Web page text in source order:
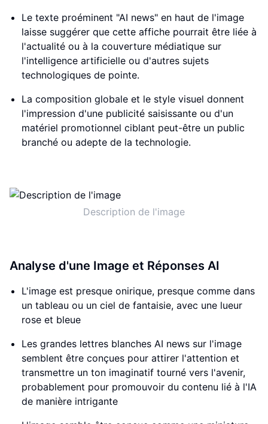
Le texte proéminent "AI news" en haut de l'image
laisse suggérer que cette affiche pourrait être liée à
l'actualité ou à la couverture médiatique sur
l'intelligence artificielle ou d'autres sujets
technologiques de pointe.
La composition globale et le style visuel donnent
l'impression d'une publicité saisissante ou d'un
matériel promotionnel ciblant peut-être un public
branché ou adepte de la technologie.
Description de l'image
Analyse d'une Image et Réponses AI
L'image est presque onirique, presque comme dans
un tableau ou un ciel de fantaisie, avec une lueur
rose et bleue
Les grandes lettres blanches AI news sur l'image
semblent être conçues pour attirer l'attention et
transmettre un ton imaginatif tourné vers l'avenir,
probablement pour promouvoir du contenu lié à l'IA
de manière intrigante